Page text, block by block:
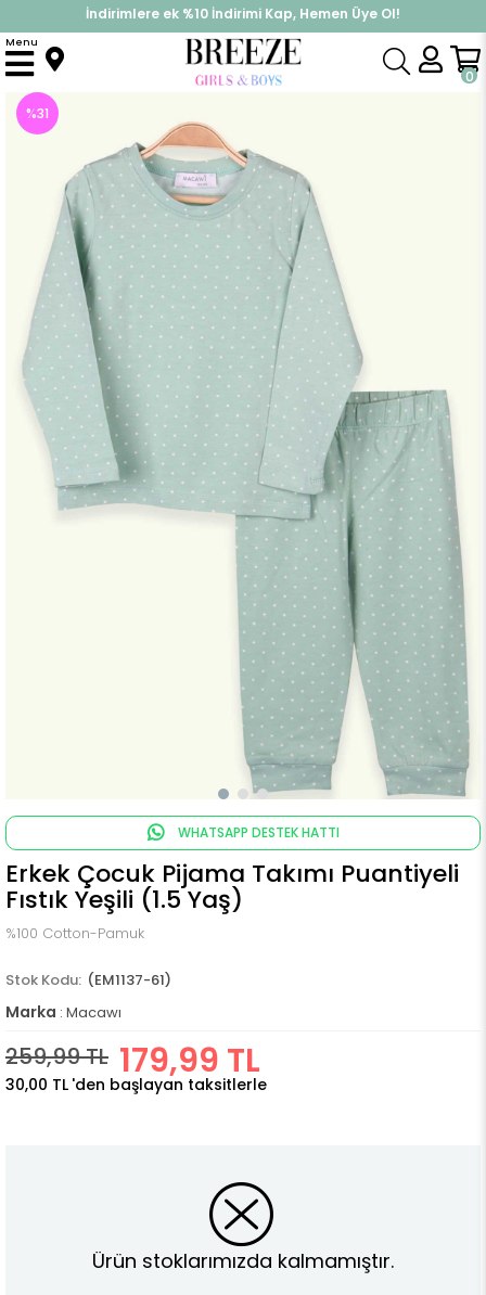
%30 Sepette Yaz İndirimi, Hemen Al!
İndirimlere ek %10 İndirimi Kap, Hemen Üye Ol!
0
Menu
Anasayfa Pijama & İç Giyim ERKEK Pijama Takımı
%31
WHATSAPP DESTEK HATTI
Erkek Çocuk Pijama Takımı Puantiyeli
Fıstık Yeşili (1.5 Yaş)
%100 Cotton-Pamuk
(EM1137-61)
Marka : Macawı
259,99 TL 179,99 TL
30,00 TL 'den başlayan taksitlerle
Ürün stoklarımızda kalmamıştır.